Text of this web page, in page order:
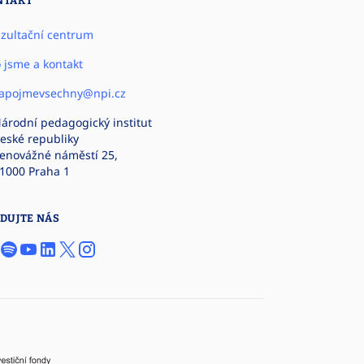
centrum
jsme a kontakt
pedagogický institut
republiky
náměstí 25,
Praha 1
NÁS